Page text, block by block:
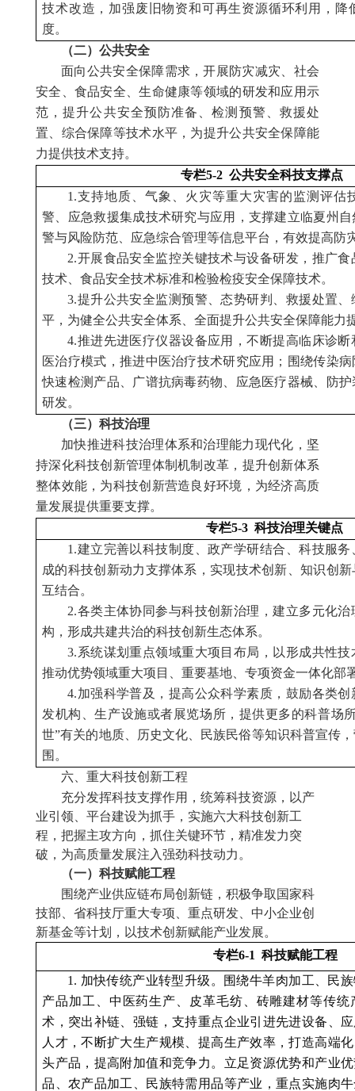
技术改造，加强废旧物资和可再生资源循环利用，降
度。
（二）公共安全
面向公共安全保障需求，开展防灾减灾、社会
安全、食品安全、生命健康等领域的研发和应用示
范，提升公共安全预防准备、检测预警、救援处
置、综合保障等技术水平，为提升公共安全保障能
力提供技术支持。
专栏5-2 公共安全科技支撑点
1.支持地质、气象、火灾等重大灾害的监测评估
警、应急救援集成技术研究与应用，支撑建立临夏州
警与风险防范、应急综合管理等信息平台，有效提高防
2.开展食品安全监控关键技术与设备研发，推广
技术、食品安全技术标准和检验检疫安全保障技术。
3.提升公共安全监测预警、态势研判、救援处置
平，为健全公共安全体系、全面提升公共安全保障能力
4.推进先进医疗仪器设备应用，不断提高临床诊
医治疗模式，推进中医治疗技术研究应用；围绕传染
快速检测产品、广谱抗病毒药物、应急医疗器械、防
研发。
（三）科技治理
加快推进科技治理体系和治理能力现代化，坚
持深化科技创新管理体制机制改革，提升创新体系
整体效能，为科技创新营造良好环境，为经济高质
量发展提供重要支撑。
专栏5-3 科技治理关键点
1.建立完善以科技制度、政产学研结合、科技服
成的科技创新动力支撑体系，实现技术创新、知识创
互结合。
2.各类主体协同参与科技创新治理，建立多元化
构，形成共建共治的科技创新生态体系。
3.系统谋划重点领域重大项目布局，以形成共性
推动优势领域重大项目、重要基地、专项资金一体化部
4.加强科学普及，提高公众科学素质，鼓励各类
发机构、生产设施或者展览场所，提供更多的科普场
世”有关的地质、历史文化、民族民俗等知识科普宣传
围。
六、重大科技创新工程
充分发挥科技支撑作用 ，统筹科技资源，以产
业引领、平台建设为抓手，实施六大科技创新工
程，把握主攻方向，抓住关键环节，精准发力突
破，为高质量发展注入强劲科技动力。
（一）科技赋能工程
围绕产业供应链布局创新链，积极争取国家科
技部、省科技厅重大专项、重点研发、中小企业创
新基金等计划，以技术创新赋能产业发展。
专栏6-1 科技赋能工程
1. 加快传统产业转型升级。围绕牛羊肉加工、民
产品加工、中医药生产、皮革毛纺、砖雕建材等传统
术，突出补链、强链，支持重点企业引进先进设备、
人才，不断扩大生产规模、提高生产效率，打造高端
头产品，提高附加值和竞争力。立足资源优势和产业
品、农产品加工、民族特需用品等产业，重点实施肉